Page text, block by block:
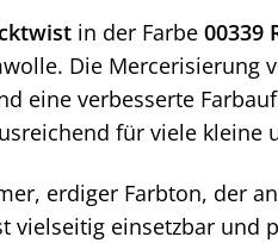
in der Farbe 00339
Die Mercerisierung
eine verbesserte
für viele kleine
erdiger Farbton, der
vielseitig einsetzbar und